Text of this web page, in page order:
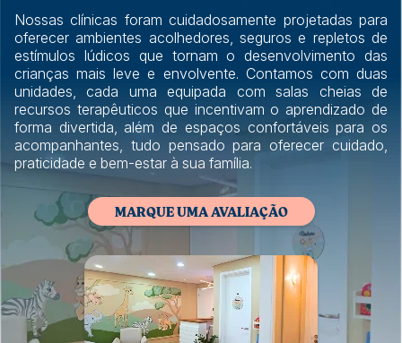
Nossas clínicas foram cuidadosamente projetadas para
oferecer ambientes acolhedores, seguros e repletos de
estímulos lúdicos que tornam o desenvolvimento das
crianças mais leve e envolvente. Contamos com duas
unidades, cada uma equipada com salas cheias de
recursos terapêuticos que incentivam o aprendizado de
forma divertida, além de espaços confortáveis para os
acompanhantes, tudo pensado para oferecer cuidado,
praticidade e bem-estar à sua família.
MARQUE UMA AVALIAÇÃO